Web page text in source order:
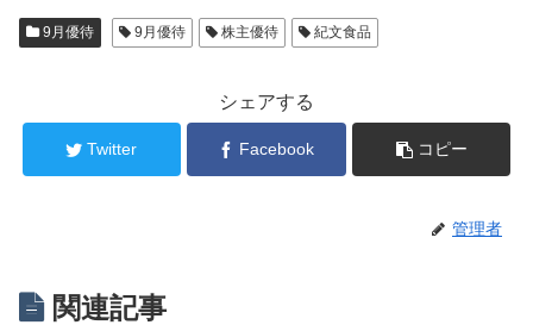
9月優待 9月優待 株主優待 紀文食品
シェアする
Twitter Facebook コピー
管理者
関連記事